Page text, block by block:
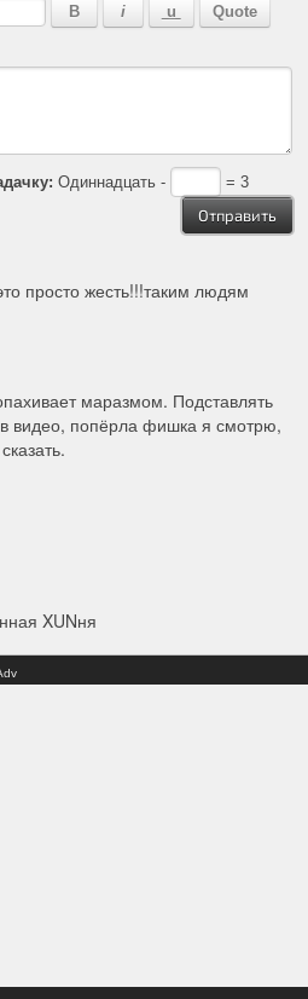
Одиннадцать - = 3
просто жесть!!!таким людям
маразмом. Подставлять
в видео, попёрла фишка я смотрю,
XUNня